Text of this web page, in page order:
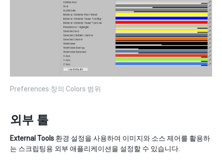
Preferences 창의 Colors 범위
외부 툴
External Tools 환경 설정을 사용하여 이미지와 소스 제어를 활용하
는 스크립팅용 외부 애플리케이션을 설정할 수 있습니다.